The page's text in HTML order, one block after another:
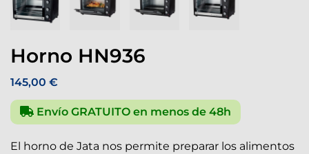
Horno HN936
145,00 €
Envío GRATUITO en menos de 48h
El horno de Jata nos permite preparar los alimentos